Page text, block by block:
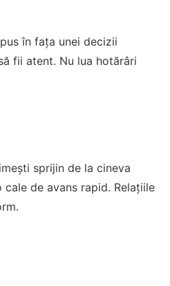
în fața unei decizii
fii atent. Nu lua hotărâri
sprijin de la cineva
de avans rapid. Relațiile